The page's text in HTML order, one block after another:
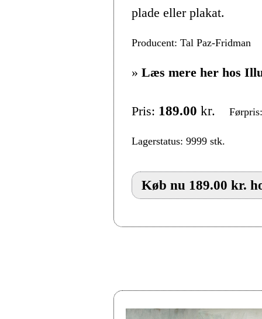
plade eller plakat.
Producent: Tal Paz-Fridman
» Læs mere her hos
Pris: 189.00 kr.
Lagerstatus: 9999 stk.
Køb nu 189.00 kr.